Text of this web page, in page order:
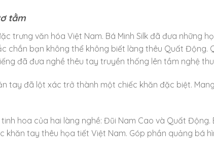
tằm
trưng văn hóa Việt Nam. Bá Minh Silk đã đưa những
chắn bạn không thể không biết làng thêu Quất Động.
đã đưa nghề thêu tay truyền thống lên tầm nghệ
tay đã lột xác trở thành một chiếc khăn đặc biệt.
hoa của hai làng nghề: Đũi Nam Cao và Quất Động.
tay thêu họa tiết Việt Nam. Góp phần quảng bá